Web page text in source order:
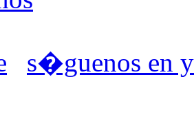
s�guenos en